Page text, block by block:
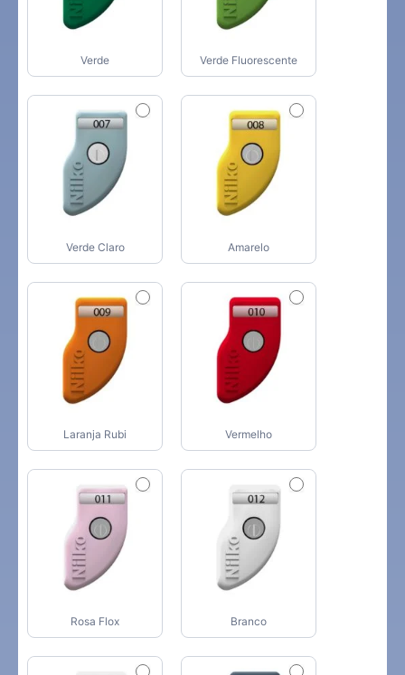
Verde Verde Fluorescente
Verde Claro Amarelo
Laranja Rubi Vermelho
Rosa Flox Branco